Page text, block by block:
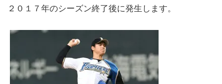
２０１７年のシーズン終了後に発生します。